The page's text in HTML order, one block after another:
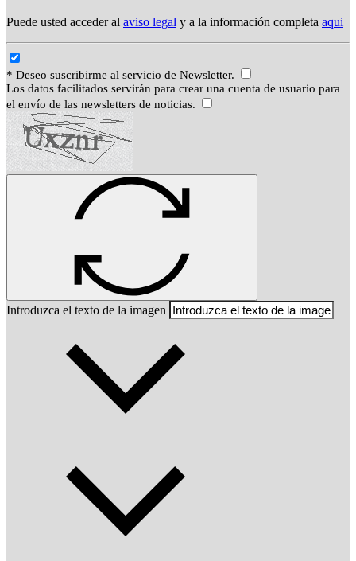
Puede usted acceder al aviso legal y a la información completa aqui
* Deseo suscribirme al servicio de Newsletter.
Los datos facilitados servirán para crear una cuenta de usuario para
el envío de las newsletters de noticias.
Introduzca el texto de la imagen